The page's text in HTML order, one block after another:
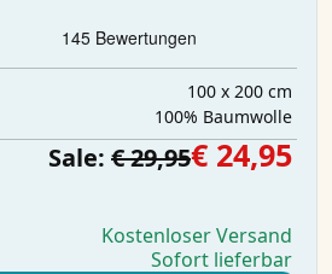
100 x 200 cm
100% Baumwolle
Sale: € 29,95€ 24,95
Kostenloser Versand
Sofort lieferbar